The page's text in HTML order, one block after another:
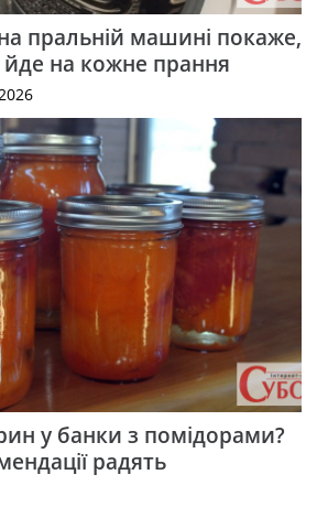
пральній машині покаже,
йде на кожне прання
у банки з помідорами?
радять